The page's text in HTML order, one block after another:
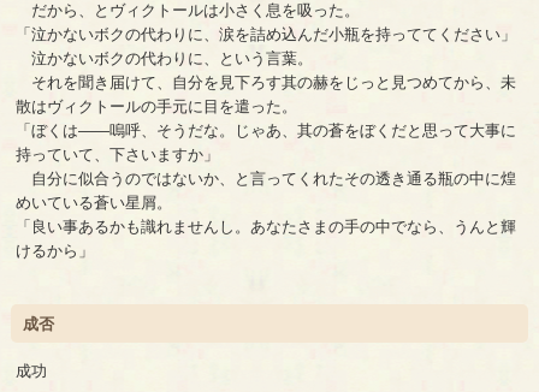
だから、とヴィクトールは小さく息を吸った。
「泣かないボクの代わりに、涙を詰め込んだ小瓶を持っててください」
泣かないボクの代わりに、という言葉。
それを聞き届けて、自分を見下ろす其の赫をじっと見つめてから、未
散はヴィクトールの手元に目を遣った。
「ぼくは――嗚呼、そうだな。じゃあ、其の蒼をぼくだと思って大事に
持っていて、下さいますか」
自分に似合うのではないか、と言ってくれたその透き通る瓶の中に煌
めいている蒼い星屑。
「良い事あるかも識れませんし。あなたさまの手の中でなら、うんと輝
けるから」
成否
成功